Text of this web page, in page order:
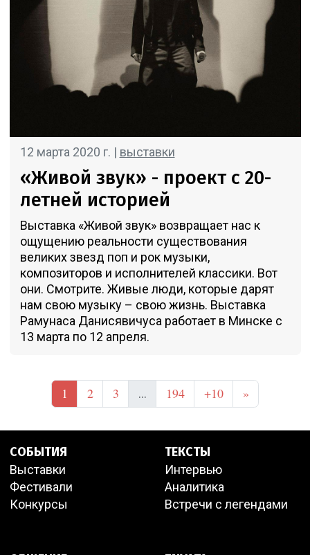
12 марта 2020 г. | выставки
«Живой звук» - проект с 20-
летней историей
Выставка «Живой звук» возвращает нас к
ощущению реальности существования
великих звезд поп и рок музыки,
композиторов и исполнителей классики. Вот
они. Смотрите. Живые люди, которые дарят
нам свою музыку – свою жизнь. Выставка
Рамунаса Данисявичуса работает в Минске с
13 марта по 12 апреля.
1 2 3 ... 194 +10 »
СОБЫТИЯ
Выставки
Фестивали
Конкурсы
ТЕКСТЫ
Интервью
Аналитика
Встречи с легендами